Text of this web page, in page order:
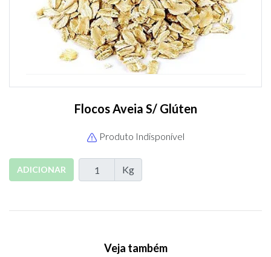
Flocos Aveia S/ Glúten
Produto Indisponível
ADICIONAR Kg
Veja também